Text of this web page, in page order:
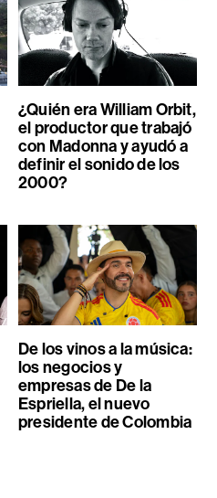
¿Quién era William Orbit,
el productor que trabajó
con Madonna y ayudó a
definir el sonido de los
2000?
De los vinos a la música:
los negocios y
empresas de De la
Espriella, el nuevo
presidente de Colombia